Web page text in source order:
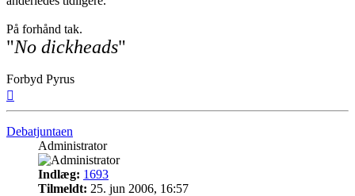
På forhånd tak.
"No dickheads"
Forbyd Pyrus
Debatjuntaen
Administrator
Indlæg: 1693
Tilmeldt: 25. jun 2006, 16:57